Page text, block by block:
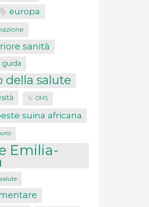
europa
sanità
guida
della salute
OMS
suina africana
Emilia-
salute